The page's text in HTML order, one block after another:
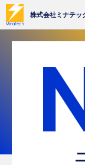
株式会社ミナテッ